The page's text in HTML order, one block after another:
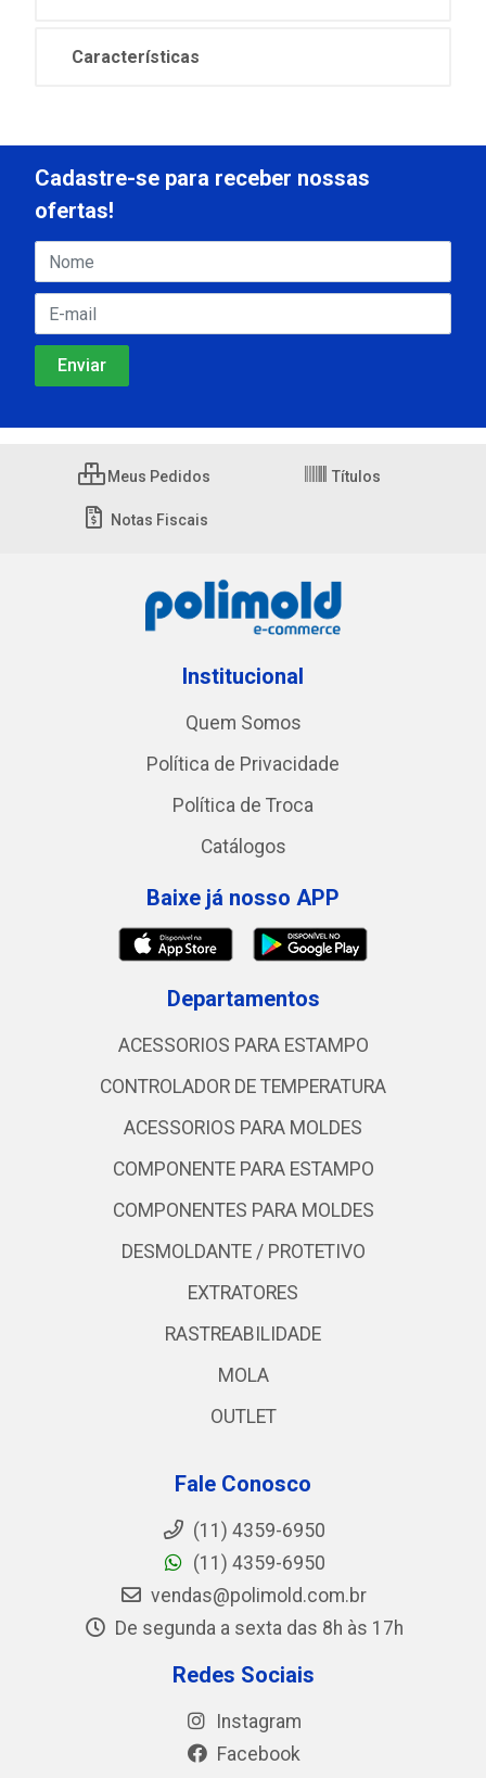
Características
Cadastre-se para receber nossas
ofertas!
Meus Pedidos Títulos
Notas Fiscais
Institucional
Quem Somos
Política de Privacidade
Política de Troca
Catálogos
Baixe já nosso APP
Departamentos
ACESSORIOS PARA ESTAMPO
CONTROLADOR DE TEMPERATURA
ACESSORIOS PARA MOLDES
COMPONENTE PARA ESTAMPO
COMPONENTES PARA MOLDES
DESMOLDANTE / PROTETIVO
EXTRATORES
RASTREABILIDADE
MOLA
OUTLET
Fale Conosco
(11) 4359-6950
(11) 4359-6950
vendas@polimold.com.br
De segunda a sexta das 8h às 17h
Redes Sociais
Instagram
Facebook